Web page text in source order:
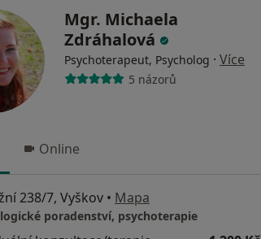
Mgr. Michaela
Zdráhalová
Psychoterapeut, Psycholog · Více
5 názorů
Online
238/7, Vyškov • Mapa
poradenství, psychoterapie